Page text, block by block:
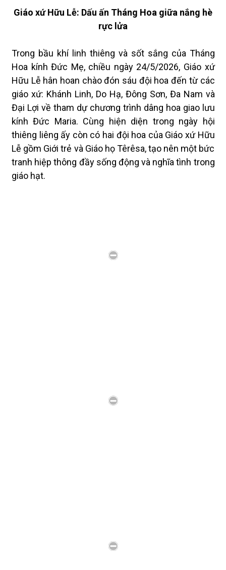
Giáo xứ Hữu Lễ: Dấu ấn Tháng Hoa giữa nắng hè
rực lửa
Trong bầu khí linh thiêng và sốt sắng của Tháng
Hoa kính Đức Mẹ, chiều ngày 24/5/2026, Giáo xứ
Hữu Lễ hân hoan chào đón sáu đội hoa đến từ các
giáo xứ: Khánh Linh, Do Hạ, Đông Sơn, Đa Nam và
Đại Lợi về tham dự chương trình dâng hoa giao lưu
kính Đức Maria. Cùng hiện diện trong ngày hội
thiêng liêng ấy còn có hai đội hoa của Giáo xứ Hữu
Lễ gồm Giới trẻ và Giáo họ Têrêsa, tạo nên một bức
tranh hiệp thông đầy sống động và nghĩa tình trong
giáo hạt.